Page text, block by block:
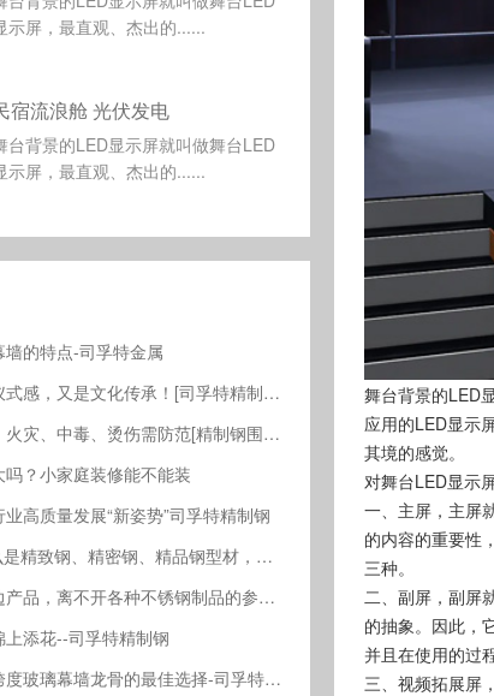
示屏，最直观、杰出的......
宿流浪舱 光伏发电
台背景的LED显示屏就叫做舞台LED
示屏，最直观、杰出的......
的特点-司孚特金属
，又是文化传承！[司孚特精制钢围炉茶桌]
、中毒、烫伤需防范[精制钢围炉茶桌]
？小家庭装修能不能装
高质量发展“新姿势”司孚特精制钢
钢、精密钢、精品钢型材，有什么特点？
开各种不锈钢制品的参与-司孚特精致钢不锈钢制品
添花--司孚特精制钢
玻璃幕墙龙骨的最佳选择-司孚特金属
舞台背景的LED
应用的LED显示
其境的感觉。
对舞台LED显示
一、主屏，主屏
的内容的重要性
三种。
二、副屏，副屏
的抽象。因此，
并且在使用的过
三、视频拓展屏